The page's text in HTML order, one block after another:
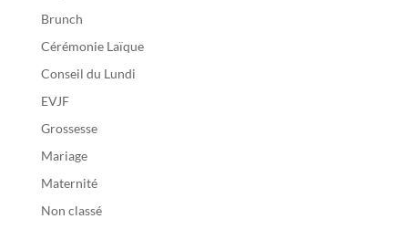
Brunch
Cérémonie Laïque
Conseil du Lundi
EVJF
Grossesse
Mariage
Maternité
Non classé